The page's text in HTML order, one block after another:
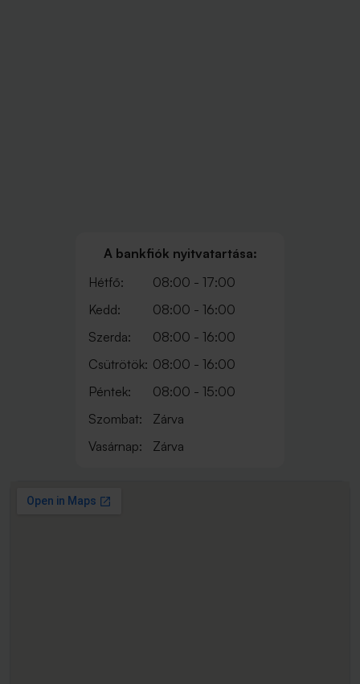
A bankfiók nyitvatartása:
Hétfő:
08:00 - 17:00
Kedd:
08:00 - 16:00
Szerda:
08:00 - 16:00
Csütrötök: 08:00 - 16:00
Péntek:
08:00 - 15:00
Szombat:
Zárva
Vasárnap:
Zárva